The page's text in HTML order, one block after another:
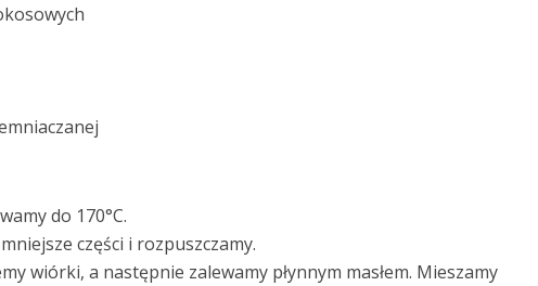
do 170°C.
części i rozpuszczamy.
wiórki, a następnie zalewamy płynnym masłem. Mieszamy